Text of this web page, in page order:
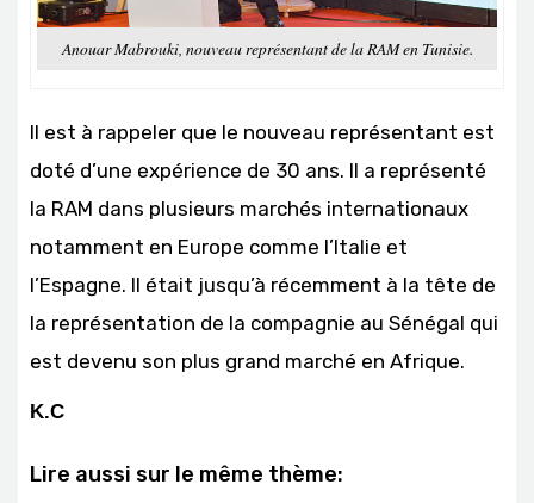
Anouar Mabrouki, nouveau représentant de la RAM en Tunisie.
Il est à rappeler que le nouveau représentant est
doté d’une expérience de 30 ans. Il a représenté
la RAM dans plusieurs marchés internationaux
notamment en Europe comme l’Italie et
l’Espagne. Il était jusqu’à récemment à la tête de
la représentation de la compagnie au Sénégal qui
est devenu son plus grand marché en Afrique.
K.C
Lire aussi sur le même thème: